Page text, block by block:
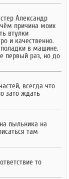
Александр
причина моих
втулки
и качественно.
в машине.
первый раз, но до
всегда что
зато ждать
пыльника на
там
то